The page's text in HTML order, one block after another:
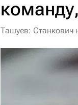
Ташуев: Станкович